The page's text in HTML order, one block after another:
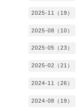
2025-11（19）
2025-08（10）
2025-05（23）
2025-02（21）
2024-11（26）
2024-08（19）